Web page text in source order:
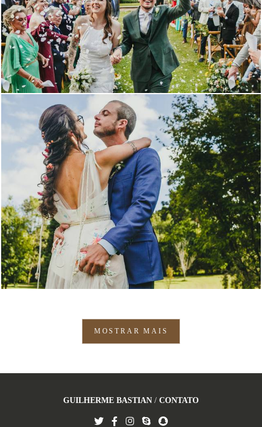
1252 108
1133 70
MOSTRAR MAIS
GUILHERME BASTIAN / CONTATO